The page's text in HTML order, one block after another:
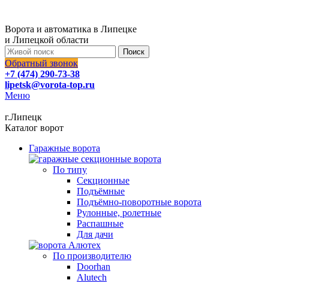
Ворота и автоматика в Липецке
и Липецкой области
Поиск
Обратный звонок
+7 (474) 290-73-38
lipetsk@vorota-top.ru
Меню
г.Липецк
Каталог ворот
Гаражные ворота
По типу
Секционные
Подъёмные
Подъёмно-поворотные ворота
Рулонные, ролетные
Распашные
Для дачи
По производителю
Doorhan
Alutech